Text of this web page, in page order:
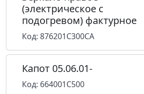
(электрическое с
подогревом) фактурное
Код: 876201C300CA
Капот 05.06.01-
Код: 664001C500